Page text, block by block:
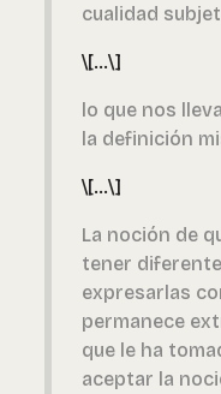
cualidad
\[...\]
lo que nos
la definición
\[...\]
La noción de
tener
expresarlas
permanece
que le ha
aceptar la